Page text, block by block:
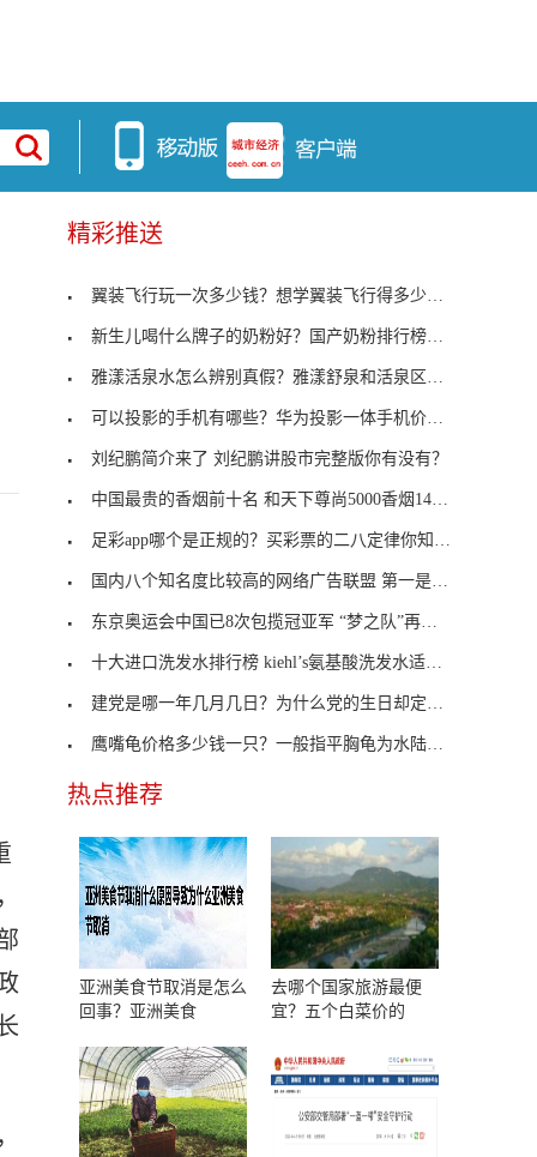
精彩推送
翼装飞行玩一次多少钱？想学翼装飞行得多少钱有人知
新生儿喝什么牌子的奶粉好？国产奶粉排行榜10强
雅漾活泉水怎么辨别真假？雅漾舒泉和活泉区别大不大
可以投影的手机有哪些？华为投影一体手机价格是多少
刘纪鹏简介来了 刘纪鹏讲股市完整版你有没有？
中国最贵的香烟前十名 和天下尊尚5000香烟14000元一条
足彩app哪个是正规的？买彩票的二八定律你知道吗？
国内八个知名度比较高的网络广告联盟 第一是第三方
东京奥运会中国已8次包揽冠亚军 “梦之队”再夺金
十大进口洗发水排行榜 kiehl’s氨基酸洗发水适合女
建党是哪一年几月几日？为什么党的生日却定在7月1日
鹰嘴龟价格多少钱一只？一般指平胸龟为水陆两栖动物
热点推荐
亚洲美食节取消是怎么
回事？亚洲美食
去哪个国家旅游最便
宜？五个白菜价的